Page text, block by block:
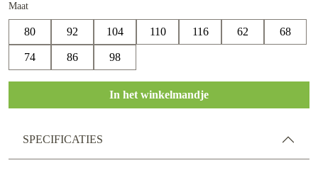
Maat
80 92 104 110 116 62 68
74 86 98
In het winkelmandje
SPECIFICATIES